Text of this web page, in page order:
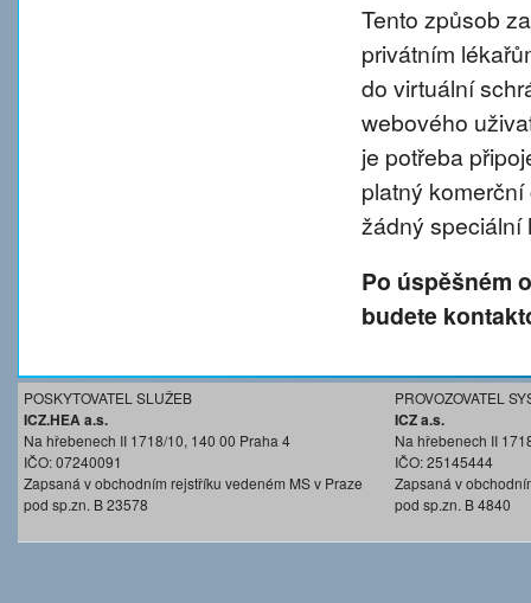
Tento způsob
privátním
do virtuální
webového
je potřeba
platný
žádný speciální
Po úspěšném
budete
POSKYTOVATEL SLUŽEB
ICZ.HEA a.s.
Na hřebenech II 1718/10, 140 00 Praha 4
IČO: 07240091
Zapsaná v obchodním rejstříku vedeném MS v Praze
pod sp.zn. B 23578
PROVOZOVATEL
ICZ a.s.
Na hřebenech II
IČO: 25145444
Zapsaná v
pod sp.zn. B 4840